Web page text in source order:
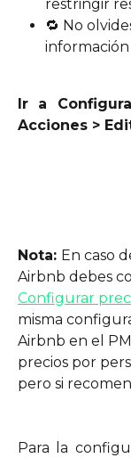
restringir
🔁 No
información
Ir a
Acciones >
Nota: En caso
Airbnb debes
Configurar
misma
Airbnb en el
precios por
pero si
Para la